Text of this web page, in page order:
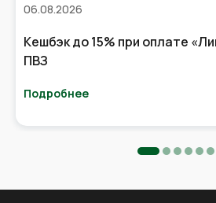
06.08.2026
Кешбэк до 15% при оплате
ПВЗ
Подробнее